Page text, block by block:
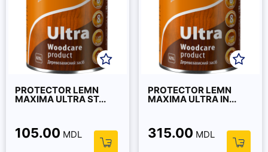
PROTECTOR LEMN
MAXIMA ULTRA ST...
105.00 MDL
PROTECTOR LEMN
MAXIMA ULTRA IN...
315.00 MDL